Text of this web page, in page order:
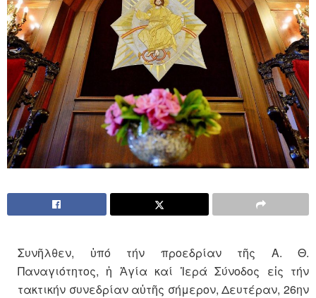
Συνῆλθεν, ὑπό τήν προεδρίαν τῆς Α. Θ.
Παναγιότητος, ἡ Ἁγία καί Ἱερά Σύνοδος εἰς τήν
τακτικήν συνεδρίαν αὐτῆς σήμερον, Δευτέραν, 26ην